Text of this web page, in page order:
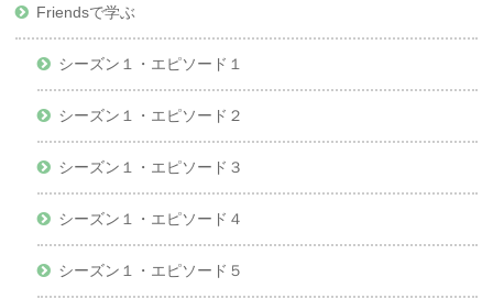
Friendsで学ぶ
シーズン１・エピソード１
シーズン１・エピソード２
シーズン１・エピソード３
シーズン１・エピソード４
シーズン１・エピソード５